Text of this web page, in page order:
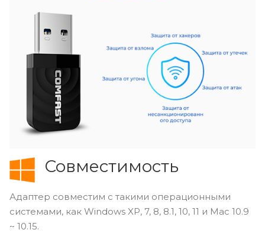
Совместимость
Адаптер совместим с такими операционными
системами, как Windows XP, 7, 8, 8.1, 10, 11 и Mac 10.9
~ 10.15.